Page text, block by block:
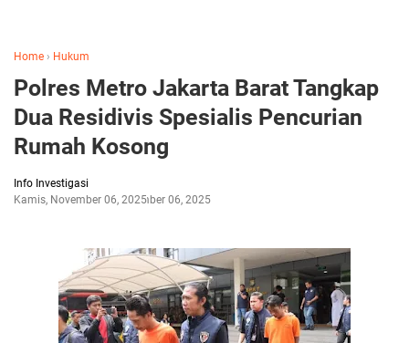
Home › Hukum
Polres Metro Jakarta Barat Tangkap
Dua Residivis Spesialis Pencurian
Rumah Kosong
Info Investigasi
Kamis, November 06, 2025November 06, 2025